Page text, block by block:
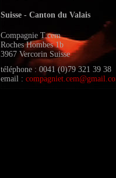
Suisse - Canton du Valais
Compagnie T.cem
Roches Hombes 1b
3967 Vercorin Suisse
téléphone : 0041 (0)79 321 39 38
email :